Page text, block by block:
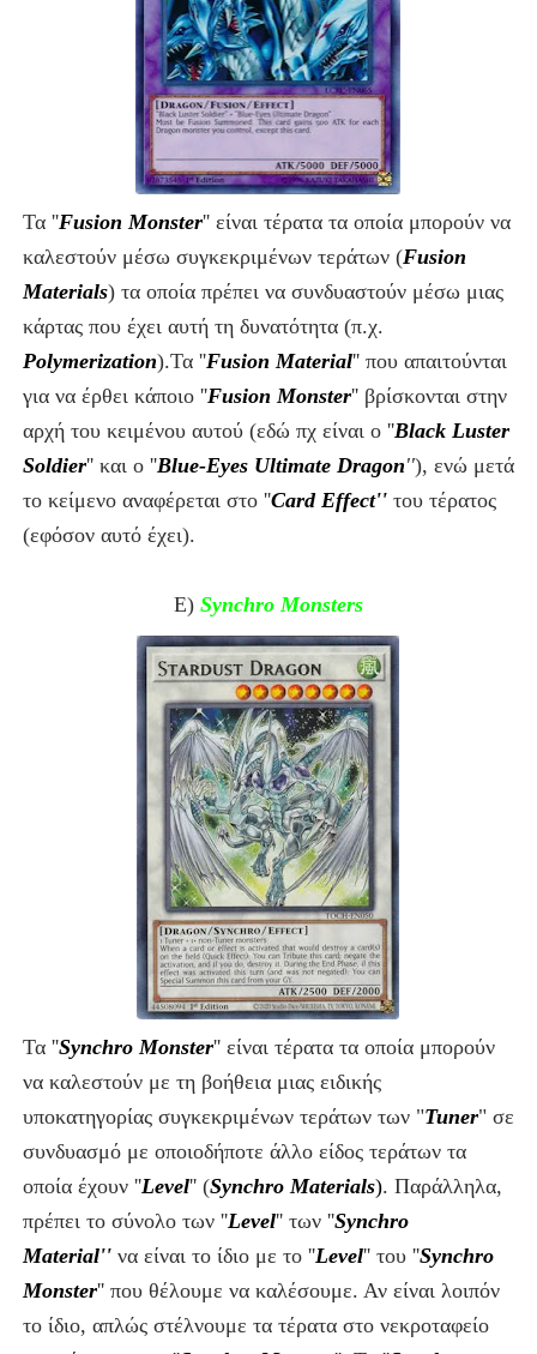
Τα ''Fusion Monster'' είναι τέρατα τα οποία μπορούν να
καλεστούν μέσω συγκεκριμένων τεράτων (Fusion
Materials) τα οποία πρέπει να συνδυαστούν μέσω μιας
κάρτας που έχει αυτή τη δυνατότητα (π.χ.
Polymerization).Τα ''Fusion Material'' που απαιτούνται
για να έρθει κάποιο ''Fusion Monster'' βρίσκονται στην
αρχή του κειμένου αυτού (εδώ πχ είναι ο ''Black Luster
Soldier'' και ο ''Blue-Eyes Ultimate Dragon''), ενώ μετά
το κείμενο αναφέρεται στο ''Card Effect'' του τέρατος
(εφόσον αυτό έχει).
Ε) Synchro Monsters
Τα ''Synchro Monster'' είναι τέρατα τα οποία μπορούν
να καλεστούν με τη βοήθεια μιας ειδικής
υποκατηγορίας συγκεκριμένων τεράτων των "Tuner" σε
συνδυασμό με οποιοδήποτε άλλο είδος τεράτων τα
οποία έχουν ''Level'' (Synchro Materials). Παράλληλα,
πρέπει το σύνολο των ''Level'' των ''Synchro
Material'' να είναι το ίδιο με το ''Level'' του ''Synchro
Monster'' που θέλουμε να καλέσουμε. Αν είναι λοιπόν
το ίδιο, απλώς στέλνουμε τα τέρατα στο νεκροταφείο